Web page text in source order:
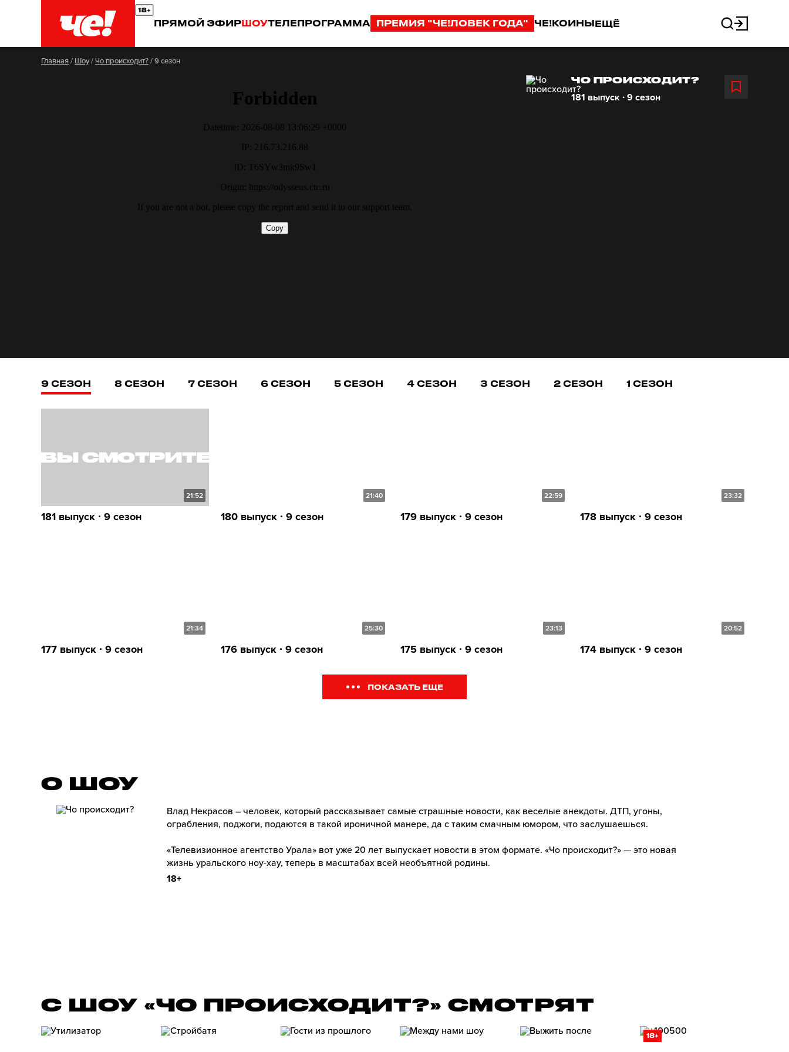
ПРЯМОЙ ЭФИРШОУТЕЛЕПРОГРАММА ПРЕМИЯ "ЧЕ!ЛОВЕК ГОДА" ЧЕ!КОИНЫЕЩЁ
Главная/ Шоу/Чо происходит?/9 сезон
ЧО ПРОИСХОДИТ?
181 выпуск ∙ 9 сезон
9 СЕЗОН 8 СЕЗОН 7 СЕЗОН 6 СЕЗОН 5 СЕЗОН 4 СЕЗОН 3 СЕЗОН 2 СЕЗОН 1 СЕЗОН
21:52
181 выпуск ∙ 9 сезон
21:40
180 выпуск ∙ 9 сезон
22:59
179 выпуск ∙ 9 сезон
23:32
178 выпуск ∙ 9 сезон
21:34
177 выпуск ∙ 9 сезон
25:30
176 выпуск ∙ 9 сезон
23:13
175 выпуск ∙ 9 сезон
20:52
174 выпуск ∙ 9 сезон
ПОКАЗАТЬ ЕЩЕ
О ШОУ
Влад Некрасов – человек, который рассказывает самые страшные новости, как веселые анекдоты. ДТП, угоны,
ограбления, поджоги, подаются в такой ироничной манере, да с таким смачным юмором, что заслушаешься.
«Телевизионное агентство Урала» вот уже 20 лет выпускает новости в этом формате. «Чо происходит?» — это новая
жизнь уральского ноу-хау, теперь в масштабах всей необъятной родины.
18+
С ШОУ «ЧО ПРОИСХОДИТ?» СМОТРЯТ
18+